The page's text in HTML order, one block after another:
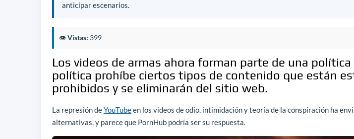
anticipar escenarios.
👁️Vistas: 399
Los videos de armas ahora forman parte de una política
política prohíbe ciertos tipos de contenido que están
prohibidos y se eliminarán del sitio web.
La represión deYouTubeen los videos de odio, intimidación y teoría de la conspiración ha
alternativas, y parece que PornHub podría ser su respuesta.